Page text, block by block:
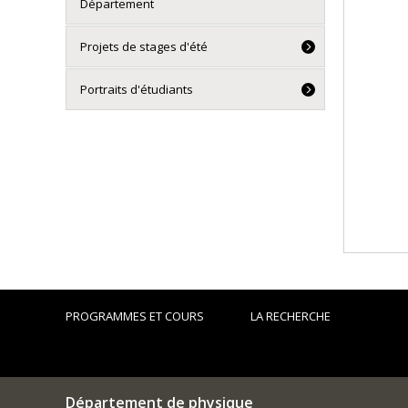
Département
Projets de stages d'été
Portraits d'étudiants
PROGRAMMES ET COURS LA RECHERCHE
Département de physique